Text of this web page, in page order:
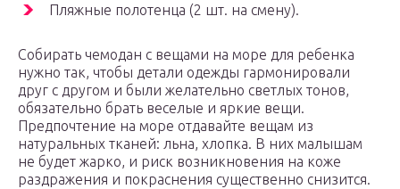
Пляжные полотенца (2 шт. на смену).
Собирать чемодан с вещами на море для ребенка
нужно так, чтобы детали одежды гармонировали
друг с другом и были желательно светлых тонов,
обязательно брать веселые и яркие вещи.
Предпочтение на море отдавайте вещам из
натуральных тканей: льна, хлопка. В них малышам
не будет жарко, и риск возникновения на коже
раздражения и покраснения существенно снизится.